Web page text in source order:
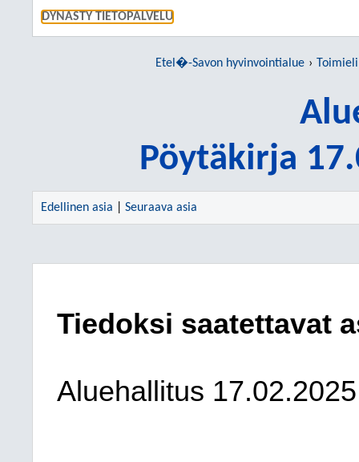
DYNASTY TIETOPALVELU
Etel�-Savon hyvinvointialue
Pöytäkirja
Edellinen asia Seuraava asia
Tiedoksi saatettavat
Aluehallitus 17.02.2025